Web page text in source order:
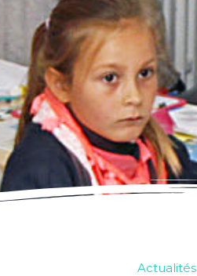
Actualités